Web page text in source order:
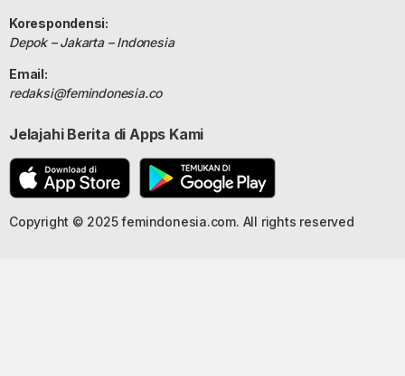
Korespondensi:
Depok – Jakarta – Indonesia
Email:
redaksi@femindonesia.co
Jelajahi Berita di Apps Kami
Copyright © 2025 femindonesia.com. All rights reserved